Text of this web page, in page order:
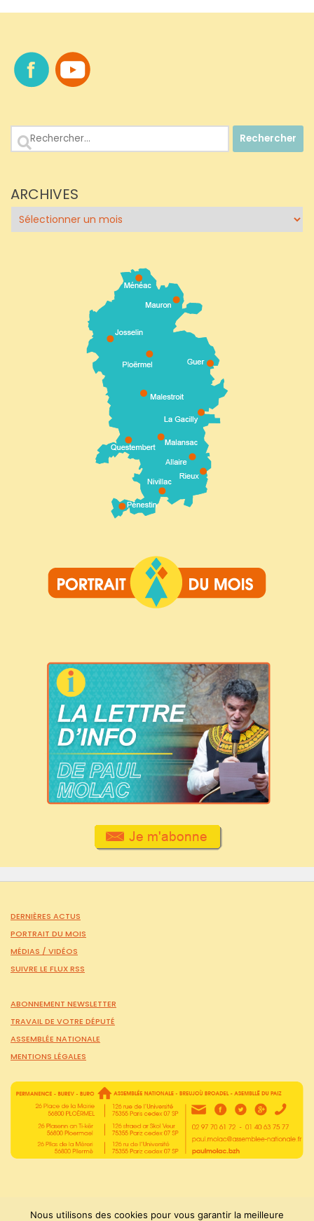
Rechercher :
ARCHIVES
Archives
DERNIÈRES ACTUS
PORTRAIT DU MOIS
MÉDIAS / VIDÉOS
SUIVRE LE FLUX RSS
ABONNEMENT NEWSLETTER
TRAVAIL DE VOTRE DÉPUTÉ
ASSEMBLÉE NATIONALE
MENTIONS LÉGALES
Nous utilisons des cookies pour vous garantir la meilleure